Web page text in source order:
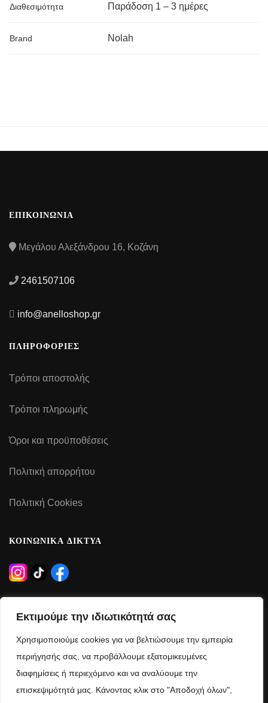
Εκτιμούμε την ιδιωτικότητά σας
Χρησιμοποιούμε cookies για να βελτιώσουμε την εμπειρία
περιήγησής σας, να προβάλλουμε εξατομικευμένες
διαφημίσεις ή περιεχόμενο και να αναλύουμε την
επισκεψιμότητά μας. Κάνοντας κλικ στο "Αποδοχή όλων",
Διαθεσιμότητα Παράδoση 1 – 3 ημέρες
Brand Nolah
ΕΠΙΚΟΙΝΩΝΙΑ
Μεγάλου Αλεξάνδρου 16, Κοζάνη
2461507106
info@anelloshop.gr
ΠΛΗΡΟΦΟΡΙΕΣ
Τρόποι αποστολής
Τρόποι πληρωμής
Όροι και προϋποθέσεις
Πολιτική απορρήτου
Πολιτική Cookies
ΚΟΙΝΩΝΙΚΑ ΔΙΚΤΥΑ
Δευτέρα – Τρίτη – Πέμπτη – Παρασκευή:
09:00 – 21:00
Τετάρτη – Σάββατο:
09:00 – 15:00